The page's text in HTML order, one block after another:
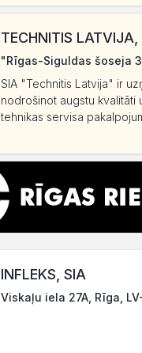
TECHNITIS LATVIJA,
"Rīgas-Siguldas šoseja
SIA "Technitis Latvija" ir
nodrošinot augstu kvalitāti
tehnikas servisa
INFLEKS, SIA
Viskaļu iela 27A, Rīga,